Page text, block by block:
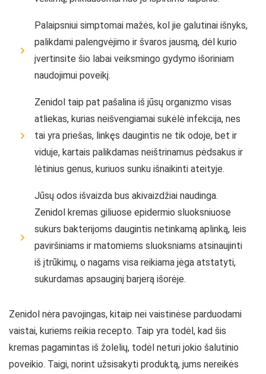
Palaipsniui simptomai mažės, kol jie galutinai išnyks,
palikdami palengvėjimo ir švaros jausmą, dėl kurio
įvertinsite šio labai veiksmingo gydymo išoriniam
naudojimui poveikį.
Zenidol taip pat pašalina iš jūsų organizmo visas
atliekas, kurias neišvengiamai sukėlė infekcija, nes
tai yra priešas, linkęs daugintis ne tik odoje, bet ir
viduje, kartais palikdamas neištrinamus pėdsakus ir
lėtinius genus, kuriuos sunku išnaikinti ateityje.
Jūsų odos išvaizda bus akivaizdžiai naudinga.
Zenidol kremas giliuose epidermio sluoksniuose
sukurs bakterijoms daugintis netinkamą aplinką, leis
paviršiniams ir matomiems sluoksniams atsinaujinti
iš įtrūkimų, o nagams visa reikiama jėga atstatyti,
sukurdamas apsauginį barjerą išorėje.
Zenidol nėra pavojingas, kitaip nei vaistinėse parduodami
vaistai, kuriems reikia recepto. Taip yra todėl, kad šis
kremas pagamintas iš žolelių, todėl neturi jokio šalutinio
poveikio. Taigi, norint užsisakyti produktą, jums nereikės